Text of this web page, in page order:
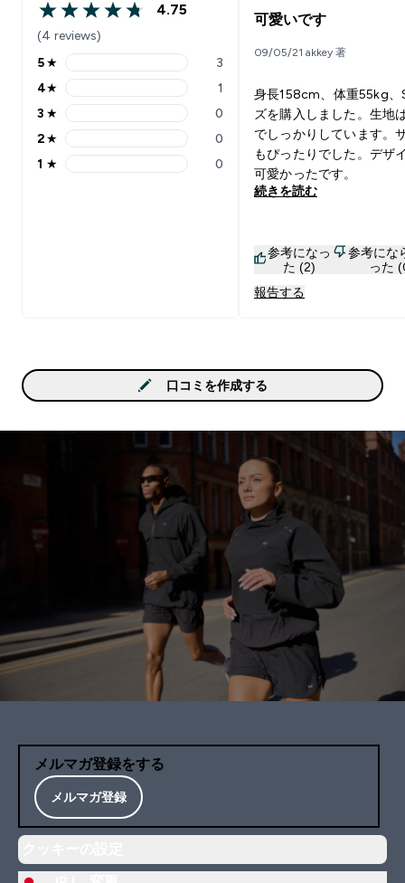
4.75 out of 5 stars
4.75
(4 reviews)
5 stars rating 3 reviews
5★ 3
4 stars rating 1 reviews
4★ 1
3 stars rating 0 reviews
3 ★ 0
2 stars rating 0 reviews
2★ 0
1 stars rating 0 reviews
1 ★ 0
可愛いです
09/05/21 akkey 著
身長158cm、体重55kg、
ズを購入しました。生地
でしっかりしています。
もぴったりでした。デザ
可愛かったです。
続きを読む
参考になっ
た (2)
参考にな
った
報告する
口コミを作成する
メルマガ登録をする
メルマガ登録